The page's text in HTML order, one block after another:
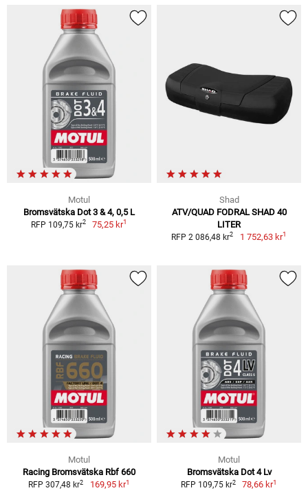
Motul
Bromsvätska Dot 3 & 4, 0,5 L
RFP 109,75 kr2 75,25 kr1
Shad
ATV/QUAD FODRAL SHAD 40
LITER
RFP 2 086,48 kr2 1 752,63 kr1
Motul
Racing Bromsvätska Rbf 660
RFP 307,48 kr2 169,95 kr1
Motul
Bromsvätska Dot 4 Lv
RFP 109,75 kr2 78,66 kr1